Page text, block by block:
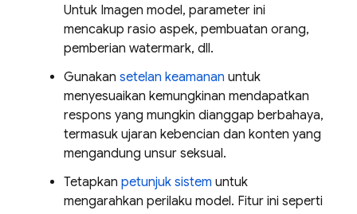
Untuk Imagen model, parameter ini
mencakup rasio aspek, pembuatan orang,
pemberian watermark, dll.
Gunakan setelan keamanan untuk
menyesuaikan kemungkinan mendapatkan
respons yang mungkin dianggap berbahaya,
termasuk ujaran kebencian dan konten yang
mengandung unsur seksual.
Tetapkan petunjuk sistem untuk
mengarahkan perilaku model. Fitur ini seperti